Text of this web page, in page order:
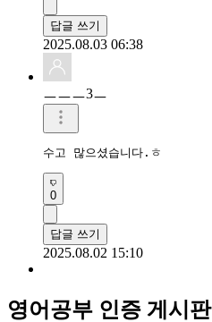
답글 쓰기
2025.08.03 06:38
ㅡㅡㅡ3ㅡ
수고 많으셨습니다.ㅎ
0
답글 쓰기
2025.08.02 15:10
영어공부 인증 게시판